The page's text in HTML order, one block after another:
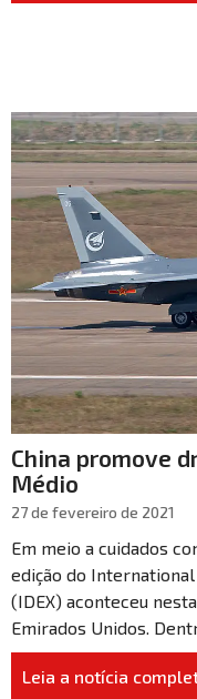
China promove
Médio
27 de fevereiro de 2021
Em meio a cuidados
edição do
(IDEX) aconteceu
Emirados Unidos.
Leia a notícia